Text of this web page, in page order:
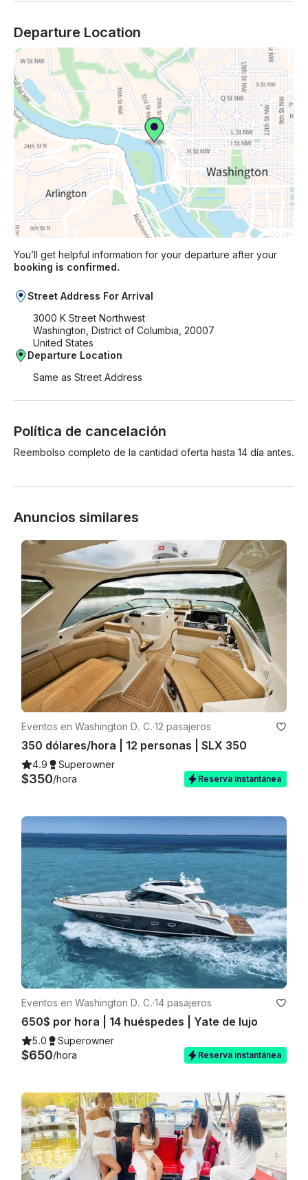
Departure Location
You’ll get helpful information for your departure after your
booking is confirmed.
Street Address For Arrival
3000 K Street Northwest
Washington, District of Columbia, 20007
United States
Departure Location
Same as Street Address
Política de cancelación
Reembolso completo de la cantidad oferta hasta 14 día antes.
Anuncios similares
Eventos en Washington D. C.·12 pasajeros
350 dólares/hora | 12 personas | SLX 350
4.9 Superowner
$350/hora Reserva instantánea
Eventos en Washington D. C.·14 pasajeros
650$ por hora | 14 huéspedes | Yate de lujo
5.0 Superowner
$650/hora Reserva instantánea